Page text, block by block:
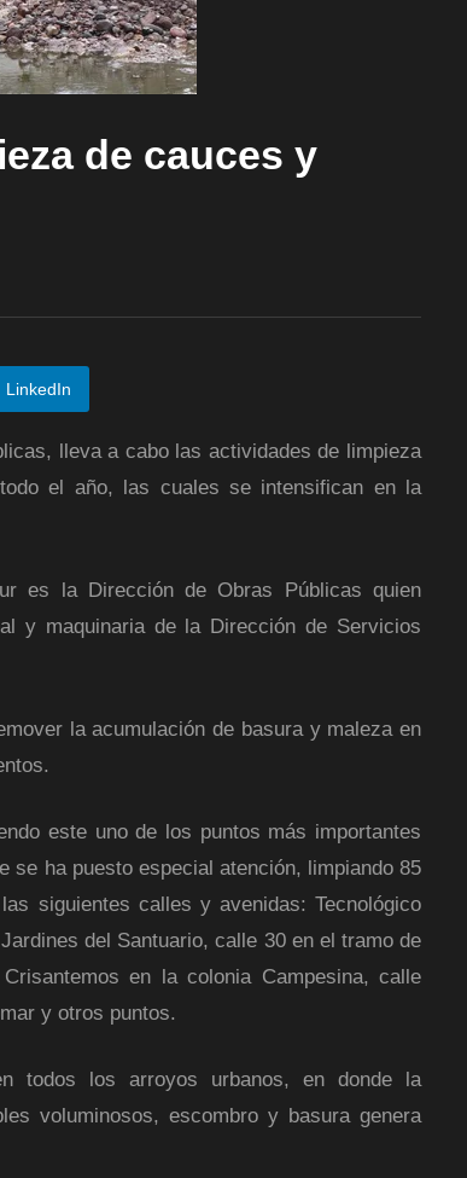
de cauces y
LinkedIn
lleva a cabo las actividades de limpieza
el año, las cuales se intensifican en la
es la Dirección de Obras Públicas quien
y maquinaria de la Dirección de Servicios
la acumulación de basura y maleza en
este uno de los puntos más importantes
se ha puesto especial atención, limpiando 85
siguientes calles y avenidas: Tecnológico
del Santuario, calle 30 en el tramo de
en la colonia Campesina, calle
y otros puntos.
todos los arroyos urbanos, en donde la
voluminosos, escombro y basura genera